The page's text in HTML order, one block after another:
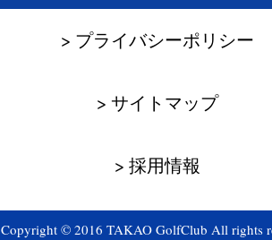
> プライバシーポリシー
> サイトマップ
> 採用情報
Copyright © 2016 TAKAO GolfClub All rights